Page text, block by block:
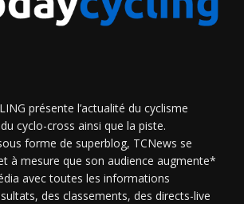
présente l’actualité du cyclisme
cyclo-cross ainsi que la piste.
forme de superblog, TCNews se
à mesure que son audience augmente*
avec toutes les informations
des classements, des directs-live